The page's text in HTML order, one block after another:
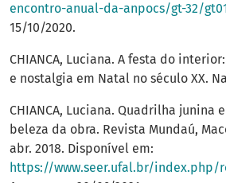
encontro-anual-da-anpocs/gt-32/
15/10/2020.
CHIANCA, Luciana. A festa do
e nostalgia em Natal no século XX.
CHIANCA, Luciana. Quadrilha junina
beleza da obra. Revista Mundaú,
abr. 2018. Disponível em:
https://www.seer.ufal.br/index.php/